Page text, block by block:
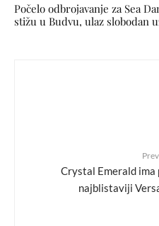
Počelo odbrojavanje za Sea
stižu u Budvu, ulaz slobodan
Crystal Emerald ima
najblistaviji